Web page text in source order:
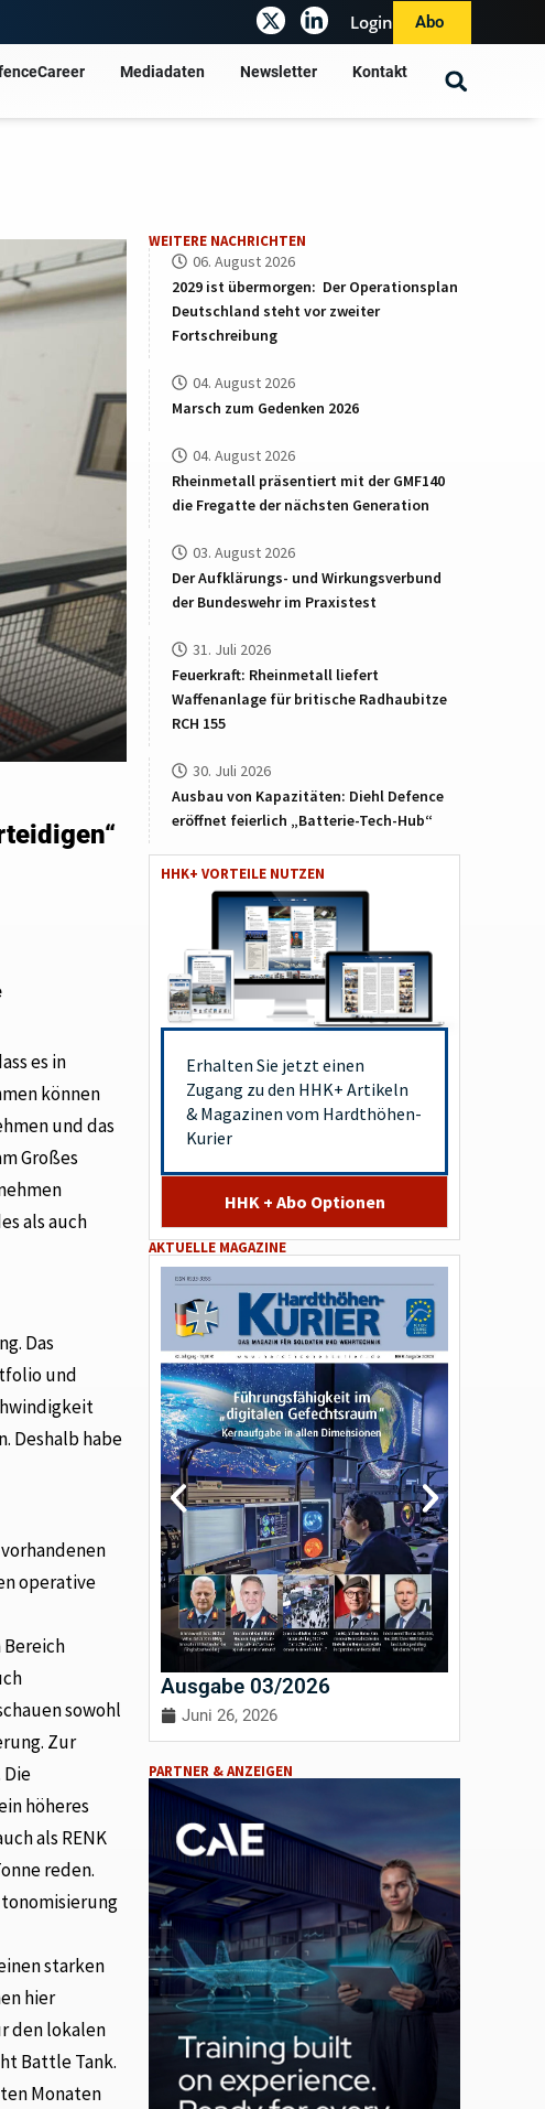
Login Abo
Mediadaten Newsletter Kontakt
es in
können
und das
Großes
als auch
Das
und
Deshalb habe
operative
sowohl
Zur
höheres
als RENK
reden.
starken
hier
den lokalen
Battle Tank.
Monaten
WEITERE NACHRICHTEN
06. August 2026
2029 ist übermorgen: Der Operationsplan
Deutschland steht vor zweiter
Fortschreibung
04. August 2026
Marsch zum Gedenken 2026
04. August 2026
Rheinmetall präsentiert mit der GMF140
die Fregatte der nächsten Generation
03. August 2026
Der Aufklärungs- und Wirkungsverbund
der Bundeswehr im Praxistest
31. Juli 2026
Feuerkraft: Rheinmetall liefert
Waffenanlage für britische Radhaubitze
RCH 155
30. Juli 2026
Ausbau von Kapazitäten: Diehl Defence
eröffnet feierlich „Batterie-Tech-Hub“
HHK+ VORTEILE NUTZEN
Erhalten Sie jetzt einen
Zugang zu den HHK+ Artikeln
& Magazinen vom Hardthöhen-
Kurier
HHK + Abo Optionen
AKTUELLE MAGAZINE
Ausgabe 03/2026
Juni 26, 2026
PARTNER & ANZEIGEN